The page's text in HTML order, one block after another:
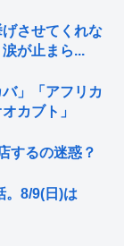
げさせてくれな
が止まら...
」「アフリカ
カブト」
するの迷惑？
。8/9(日)は